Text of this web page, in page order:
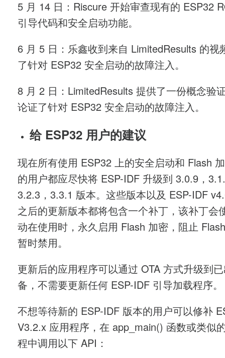
5 月 14 日：Riscure 开始审查现有的 ESP32
引导代码和安全启动功能。
6 月 5 日：乐鑫收到来自 LimitedResults 的视
了针对 ESP32 安全启动的故障注入。
8 月 2 日：LimitedResults 提供了一份概念验
论证了针对 ESP32 安全启动的故障注入。
给 ESP32 用户的建议
现在所有使用 ESP32 上的安全启动和 Flash
的用户都应尽快将 ESP-IDF 升级到 3.0.9，
3.2.3，3.3.1 版本。这些版本以及 ESP-IDF
之后的更新版本都将包含一个补丁，该补丁会
动在使用时，永久启用 Flash 加密，阻止
暂时禁用。
更新后的应用程序可以通过 OTA 方式升级到
备，不需要更新任何 ESP-IDF 引导加载程序。
不想等待新的 ESP-IDF 版本的用户可以修补
V3.2.x 应用程序，在 app_main() 函数或类似
程中调用以下 API：